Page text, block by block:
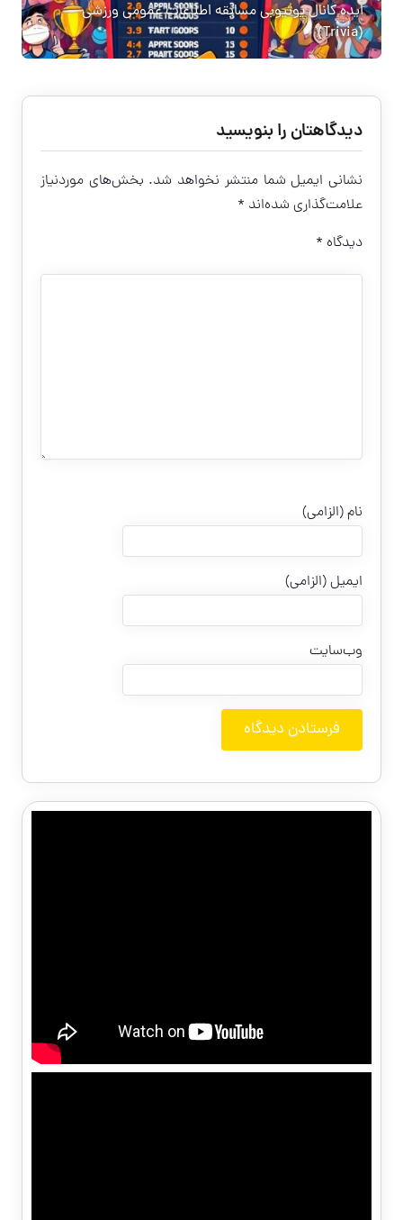
ایده کانال یوتیوبی مسابقه اطلاعات عمومی ورزشی
(Trivia)
دیدگاهتان را بنویسید
نشانی ایمیل شما منتشر نخواهد شد. بخش‌های موردنیاز
علامت‌گذاری شده‌اند *
دیدگاه *
نام (الزامی)
ایمیل (الزامی)
وب‌سایت